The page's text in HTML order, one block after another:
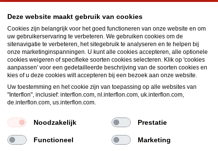
Algemene voorwaarden Privacy statement
Impressum
Cookiebeleid
Deze website maakt gebruik van cookies
Cookies zijn belangrijk voor het goed functioneren van onze website en om
uw gebruikerservaring te verbeteren. We gebruiken cookies om de
sitenavigatie te verbeteren, het sitegebruik te analyseren en te helpen bij
onze marketinginspanningen. U kunt alle cookies accepteren, alle optionele
cookies weigeren of specifieke soorten cookies selecteren. Klik op 'cookies
aanpassen' voor een gedetailleerde beschrijving van de soorten cookies en
kies of u deze cookies wilt accepteren bij een bezoek aan onze website.
Uw toestemming en het cookie zijn van toepassing op alle websites van
"Interflon", inclusief: interflon.com, nl.interflon.com, uk.interflon.com,
de.interflon.com, us.interflon.com.
Noodzakelijk Prestatie
Functioneel Marketing